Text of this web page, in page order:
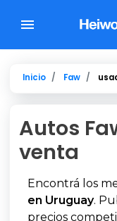
Inicio Faw
Autos
venta
Encontrá los
en Uruguay.
precios